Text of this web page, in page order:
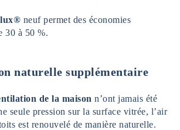
neuf permet des économies
30 à 50 %.
naturelle supplémentaire
de la maison n’ont jamais été
seule pression sur la surface vitrée, l’air
est renouvelé de manière naturelle.